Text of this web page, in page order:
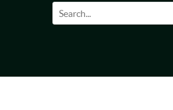
Zoekveld